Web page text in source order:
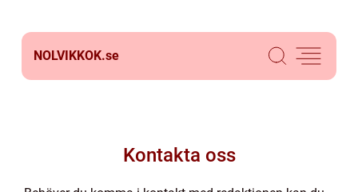
NOLVIKKOK.se
Kontakta oss